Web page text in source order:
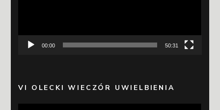
00:00 50:31
VI OLECKI WIECZÓR UWIELBIENIA